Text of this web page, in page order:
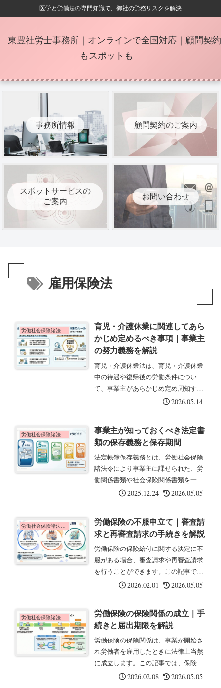
医学と労働法の専門知識で、御社の労務リスクを解決
東豊社労士事務所｜オンラインで全国対応｜顧問契約
もスポットも
事務所情報 顧問契約のご案内
スポットサービスの
ご案内
お問い合わせ
雇用保険法
労働社会保険諸法令の基礎知識
育児・介護休業に関連してあら
かじめ定めるべき事項｜事業主
の努力義務を解説
育児・介護休業法は、育児・介護休業
中の待遇や復帰後の労働条件につい
て、事業主があらかじめ定め周知する
よう努力義務を課しています。この記
解説します。制度の概要（第21条の
2）...
2026.05.14
労働社会保険諸法令の基礎知識
事業主が知っておくべき法定書
類の保存義務と保存期間
法定帳簿保存義務とは、労働社会保険
諸法令により事業主に課せられた、労
働関係書類や社会保険関係書類を一定
期間保存する義務です。労働基準法第
これらの書類は、労働基準監督署の
調...
2025.12.24 2026.05.05
労働社会保険諸法令の基礎知識
労働保険の不服申立て｜審査請
求と再審査請求の手続きを解説
労働保険の保険給付に関する決定に不
服がある場合、審査請求や再審査請求
を行うことができます。この記事で
は、不服申立ての手続きと注意点につ
まとめた総称のことです。不服申立て
の対...
2026.02.01 2026.05.05
労働社会保険諸法令の基礎知識
労働保険の保険関係の成立｜手
続きと届出期限を解説
労働保険の保険関係は、事業が開始さ
れ労働者を雇用したときに法律上当然
に成立します。この記事では、保険関
係成立時の手続きと届出期限について
2026.02.08 2026.05.05